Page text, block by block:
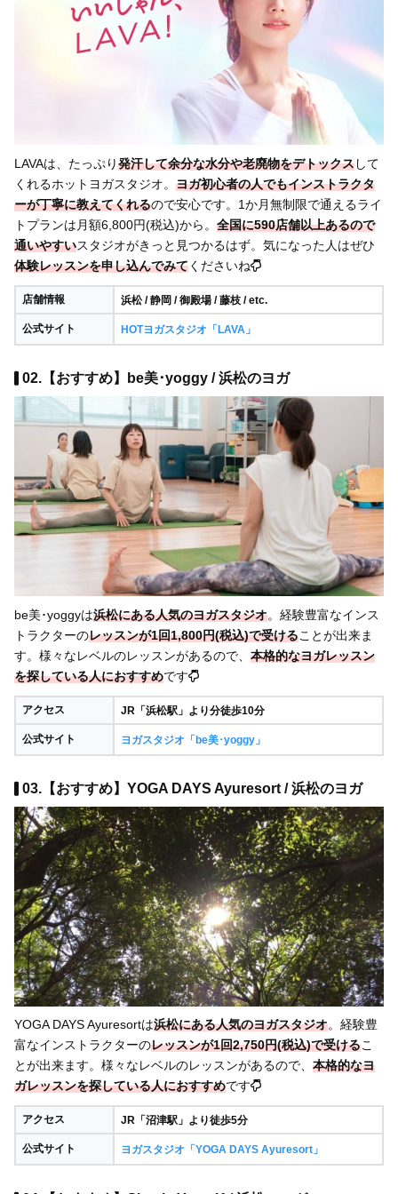
LAVAは、たっぷり発汗して余分な水分や老廃物をデトックスして
くれるホットヨガスタジオ。 ヨガ初心者の人でもインストラクタ
ーが丁寧に教えてくれるので安心です。1か月無制限で通えるライ
トプランは月額6,800円(税込)から。 全国に590店舗以上あるので
通いやすいスタジオがきっと見つかるはず。気になった人はぜひ
体験レッスンを申し込んでみてくださいね
店舗情報 浜松 / 静岡 / 御殿場 / 藤枝 / etc.
公式サイト HOTヨガスタジオ「LAVA」
02.【おすすめ】be美･yoggy / 浜松のヨガ
be美･yoggyは浜松にある人気のヨガスタジオ。経験豊富なインス
トラクターのレッスンが1回1,800円(税込)で受けることが出来ま
す。様々なレベルのレッスンがあるので、 本格的なヨガレッスン
を探している人におすすめです
アクセス JR「浜松駅」より分徒歩10分
公式サイト ヨガスタジオ「be美･yoggy」
03.【おすすめ】YOGA DAYS Ayuresort / 浜松のヨガ
YOGA DAYS Ayuresortは浜松にある人気のヨガスタジオ。経験豊
富なインストラクターのレッスンが1回2,750円(税込)で受けるこ
とが出来ます。様々なレベルのレッスンがあるので、 本格的なヨ
ガレッスンを探している人におすすめです
アクセス JR「沼津駅」より徒歩5分
公式サイト ヨガスタジオ「YOGA DAYS Ayuresort」